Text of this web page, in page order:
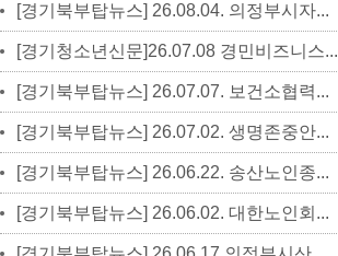
[경기북부탑뉴스] 26.08.04. 의정부시자...
[경기청소년신문]26.07.08 경민비즈니스...
[경기북부탑뉴스] 26.07.07. 보건소협력...
[경기북부탑뉴스] 26.07.02. 생명존중안...
[경기북부탑뉴스] 26.06.22. 송산노인종...
[경기북부탑뉴스] 26.06.02. 대한노인회...